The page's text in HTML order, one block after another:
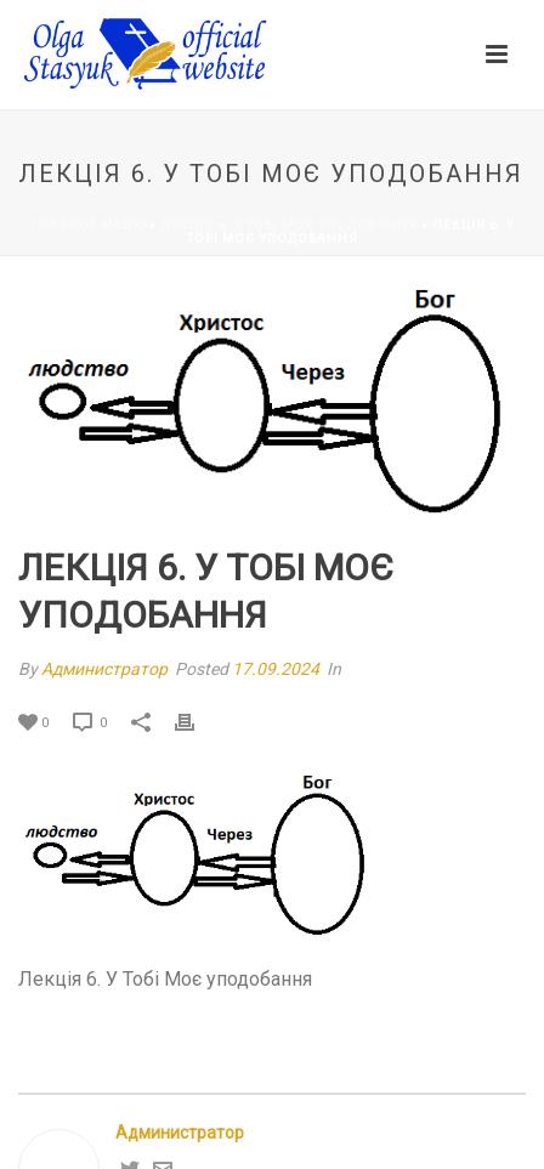
ЛЕКЦІЯ 6. У ТОБІ МОЄ УПОДОБАННЯ
ЛЕКЦІЯ 6. У ТОБІ МОЄ
УПОДОБАННЯ
ByАдминистратор Posted 17.09.2024 In
0 0
Лекція 6. У Тобі Моє уподобання
Администратор